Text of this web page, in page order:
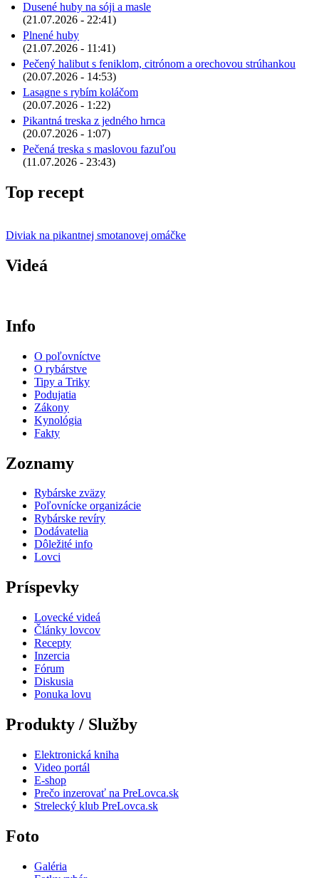
Dusené huby na sóji a masle
(21.07.2026 - 22:41)
Plnené huby
(21.07.2026 - 11:41)
Pečený halibut s feniklom, citrónom a orechovou strúhankou
(20.07.2026 - 14:53)
Lasagne s rybím koláčom
(20.07.2026 - 1:22)
Pikantná treska z jedného hrnca
(20.07.2026 - 1:07)
Pečená treska s maslovou fazuľou
(11.07.2026 - 23:43)
Top recept
Diviak na pikantnej smotanovej omáčke
Videá
Info
O poľovníctve
O rybárstve
Tipy a Triky
Podujatia
Zákony
Kynológia
Fakty
Zoznamy
Rybárske zväzy
Poľovnícke organizácie
Rybárske revíry
Dodávatelia
Dôležité info
Lovci
Príspevky
Lovecké videá
Články lovcov
Recepty
Inzercia
Fórum
Diskusia
Ponuka lovu
Produkty / Služby
Elektronická kniha
Video portál
E-shop
Prečo inzerovať na PreLovca.sk
Strelecký klub PreLovca.sk
Foto
Galéria